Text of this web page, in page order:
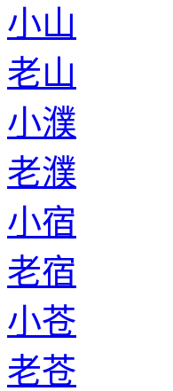
小山
老山
小濮
老濮
小宿
老宿
小苍
老苍